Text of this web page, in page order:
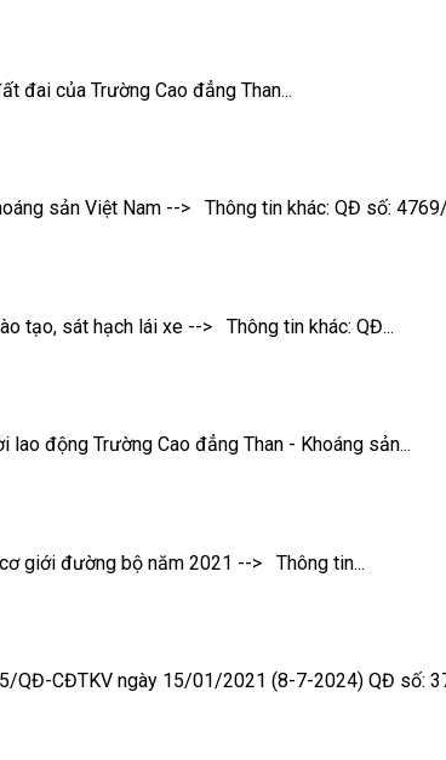
đai của Trường Cao đẳng Than...
sản Việt Nam --> Thông tin khác: QĐ số:
tạo, sát hạch lái xe --> Thông tin khác: QĐ...
động Trường Cao đẳng Than - Khoáng sản...
giới đường bộ năm 2021 --> Thông tin...
QĐ-CĐTKV ngày 15/01/2021 (8-7-2024) QĐ